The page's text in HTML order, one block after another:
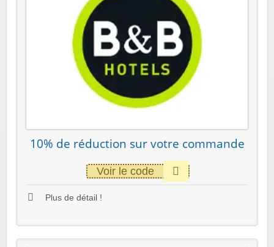
10% de réduction sur votre commande
Voir le code
Plus de détail !